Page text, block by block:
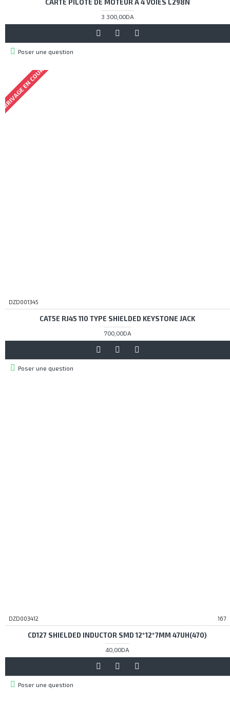
CARTE PILOTE DE MOTEUR À 4 VOIES L298N
3 300,00DA
Poser une question
EN COURS
DZD001345
CAT5E RJ45 110 TYPE SHIELDED KEYSTONE JACK
700,00DA
Poser une question
DZD003412 167
CD127 SHIELDED INDUCTOR SMD 12*12*7MM 47UH(470)
40,00DA
Poser une question